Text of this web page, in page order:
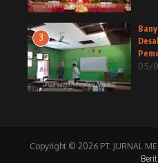
3
05/
Copyright © 2026 PT. JURNAL